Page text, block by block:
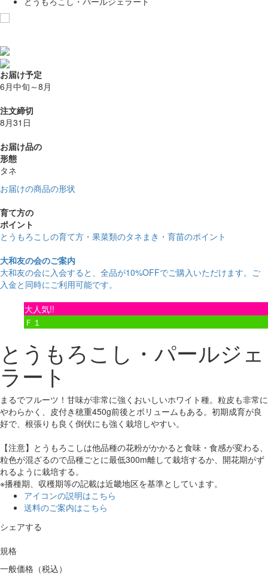
お届け予定
6月中旬～8月
注文締切
8月31日
お届け品の
形態
タネ
お届けの商品の形状
育て方の
ポイント
とうもろこしの育て方・果菜類のタネまき・育苗のポイント
大和友の会のご案内
大和友の会に入会すると、 全品が10%OFFでご購入いただけます。ご
入金と同時にご利用可能です。
大人気!!
Ｆ１
とうもろこし・パールジェ
ラート
まるでフルーツ！甘味が非常に強くおいしいホワイト種。粒皮も非常に
やわらかく、皮付き穂重450g前後とボリュームもある。初期成育が良
好で、根張りも良く倒伏にも強く栽培しやすい。
【注意】とうもろこしは他品種の花粉がかかると食味・食感が変わる、
粒色が混ざるので品種ごとに最低300m離して栽培するか、開花期がず
れるように栽培する。
※播種期、収穫期等の記載は近畿地区を基準としています。
アイコンの説明はこちら
送料のご案内はこちら
シェアする
規格
一般価格（税込）